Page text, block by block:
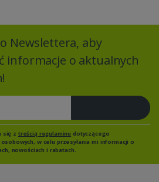
Newslettera, aby
informacje o aktualnych
się z treścią regulaminu dotyczącego
w celu przesyłania mi informacji o
nowościach i rabatach.